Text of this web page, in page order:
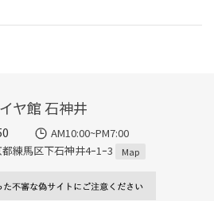
ヤ館 石神井
AM10:00~PM7:00
練馬区下石神井4ｰ1ｰ3
Map